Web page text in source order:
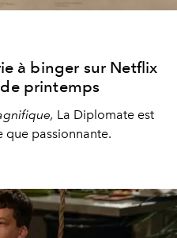
à binger sur Netflix
printemps
La Diplomate est
que passionnante.